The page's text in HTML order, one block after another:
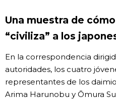
Una muestra de
“civiliza” a los
En la correspondencia
autoridades, los cuatro
representantes de los
Arima Harunobu y Ōmura